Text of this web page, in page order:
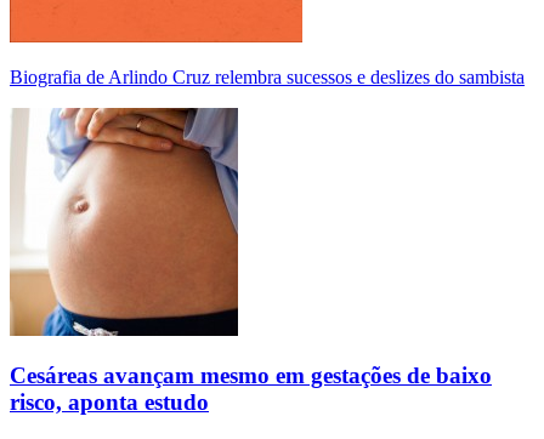
Biografia de Arlindo Cruz relembra sucessos e deslizes do sambista
Cesáreas avançam mesmo em gestações de baixo
risco, aponta estudo